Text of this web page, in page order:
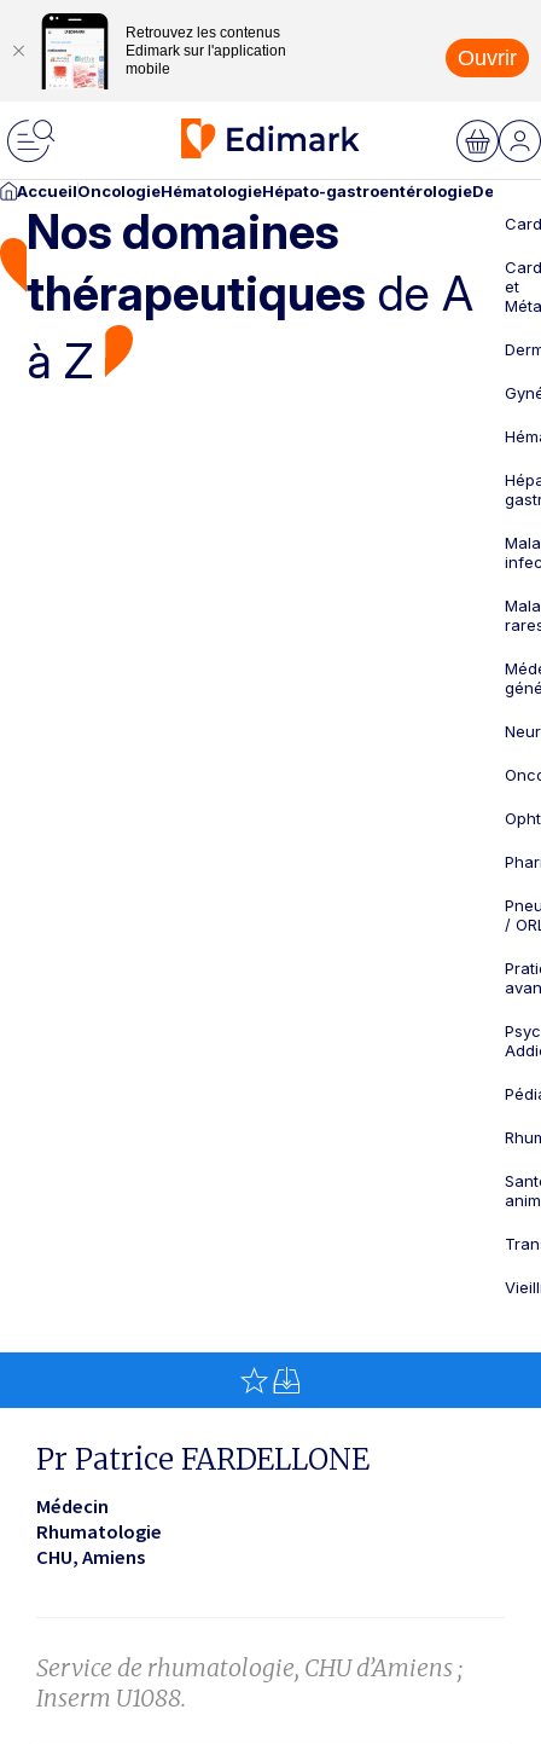
Retrouvez les contenus
Edimark sur l'application
mobile
Ouvrir
AccueilOncologieHématologieHépato-gastroentérologie
Nos domaines
thérapeutiques de A
à Z
et
/
Pr Patrice FARDELLONE
Médecin
Rhumatologie
CHU Amiens
Service de rhumatologie, CHU d’Amiens ;
Inserm U1088.